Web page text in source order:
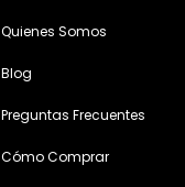
Quienes Somos
Blog
Preguntas Frecuentes
Cómo Comprar